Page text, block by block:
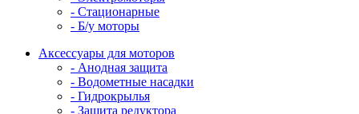
- Стационарные
- Б/у моторы
Аксессуары для моторов
- Анодная защита
- Водометные насадки
- Гидрокрылья
- Защита редуктора